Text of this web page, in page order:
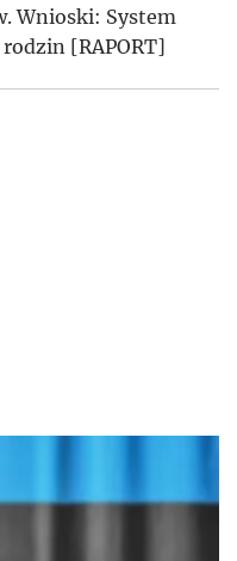
Wnioski: System
[RAPORT]